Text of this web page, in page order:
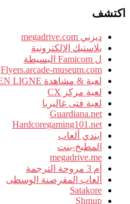
اكتشف
ديزني megadrive.com
بلاستيك الإلكترونية
ل Famicom البسيطة
Flyers.arcade-museum.com
لعبة & مشاهدة EN LIGNE
لعبة مركز CX
لعبة فتى غاليريا
Guardiana.net
Hardcoregaming101.net
إيندي ألعاب
المطبخ-بنت
megadrive.me
أم 3 مروحة الترجمة
ألعاب المقرصنة الوسطى
Satakore
Shmup